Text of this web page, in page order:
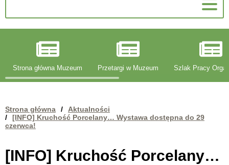
Strona główna Muzeum Przetargi w Muzeum Szlak Pracy
Strona główna /
Aktualności
/
[INFO] Kruchość Porcelany… Wystawa dostępna do 29
czerwca!
[INFO] Kruchość Porcelany…